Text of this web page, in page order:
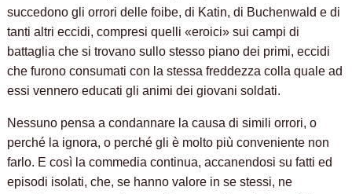
succedono gli orrori delle foibe, di Katin, di Buchenwald e di
tanti altri eccidi, compresi quelli «eroici» sui campi di
battaglia che si trovano sullo stesso piano dei primi, eccidi
che furono consumati con la stessa freddezza colla quale ad
essi vennero educati gli animi dei giovani soldati.
Nessuno pensa a condannare la causa di simili orrori, o
perché la ignora, o perché gli è molto più conveniente non
farlo. E così la commedia continua, accanendosi su fatti ed
episodi isolati, che, se hanno valore in se stessi, ne